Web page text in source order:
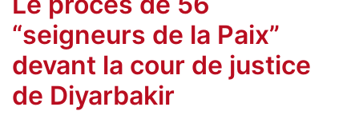
“seigneurs de la Paix”
devant la cour de justice
de Diyarbakir